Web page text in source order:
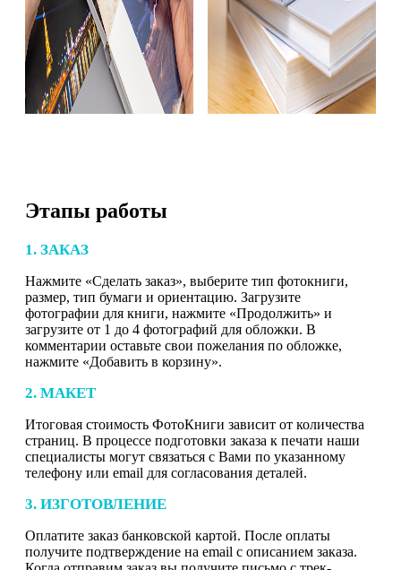
Этапы работы
1. ЗАКАЗ
Нажмите «Сделать заказ», выберите тип фотокниги,
размер, тип бумаги и ориентацию. Загрузите
фотографии для книги, нажмите «Продолжить» и
загрузите от 1 до 4 фотографий для обложки. В
комментарии оставьте свои пожелания по обложке,
нажмите «Добавить в корзину».
2. МАКЕТ
Итоговая стоимость ФотоКниги зависит от количества
страниц. В процессе подготовки заказа к печати наши
специалисты могут связаться с Вами по указанному
телефону или email для согласования деталей.
3. ИЗГОТОВЛЕНИЕ
Оплатите заказ банковской картой. После оплаты
получите подтверждение на email с описанием заказа.